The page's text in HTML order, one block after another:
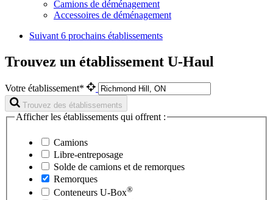
Camions de déménagement
Accessoires de déménagement
Suivant 6 prochains établissements
Trouvez un établissement U-Haul
Votre établissement*
Trouvez des établissements
Afficher les établissements qui offrent :
Camions
Libre-entreposage
Solde de camions et de remorques
Remorques
Conteneurs U-Box®